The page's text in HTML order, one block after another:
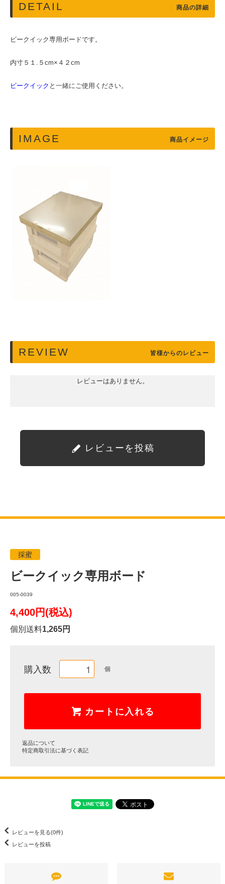
DETAIL 商品の詳細
ビークイック専用ボードです。
内寸５１.５cm×４２cm
ビークイック と一緒にご使用ください。
IMAGE 商品イメージ
REVIEW 皆様からのレビュー
レビューはありません。
レビューを投稿
採蜜
ビークイック専用ボード
005-0039
4,400円(税込)
個別送料1,265円
購入数 個
カートに入れる
返品について
特定商取引法に基づく表記
レビューを見る(0件)
レビューを投稿